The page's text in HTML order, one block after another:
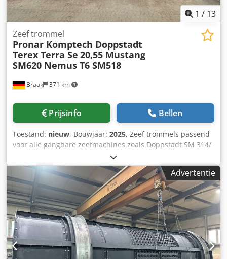
1 / 13
Braak 371 km
Zeef trommel
Pronar Komptech Doppstadt
Terex Terra Se 20,55 Mustang
SM620 Nemus T6 SM518
Prijsinfo Bellen
Toestand: nieuw, Bouwjaar: 2025, Zeef trommels passend
voor alle gangbare zeefmachines zoals Doppstadt SM 314/
SM414 / SM518 / SM618 / SM620 / SM720 / SM725, Terra
Select T4-T7, Komptech Maxx, Mustang, Nemus, Cribus,
Pronar 18.47, 20.55, 20.72, Terex, Neuenhauser en andere.
- Gefabriceerd volgens uw specificaties: - Perforaties (ook
variabel binnen de trommel) - Vierkante of ronde
perforaties - Verspringend of recht patroon - Smalste
bruggen - Ingelaste spiraal - In diverse materiaaldiktes
Chodpfx Aexn A D Sebusa - Perforatieplaten met scherpe
kant van hoogste kwaliteit - Perforatieplaten uit
speciaalstaal Wij leveren onze trommels franco huis. Veel
Advertentie